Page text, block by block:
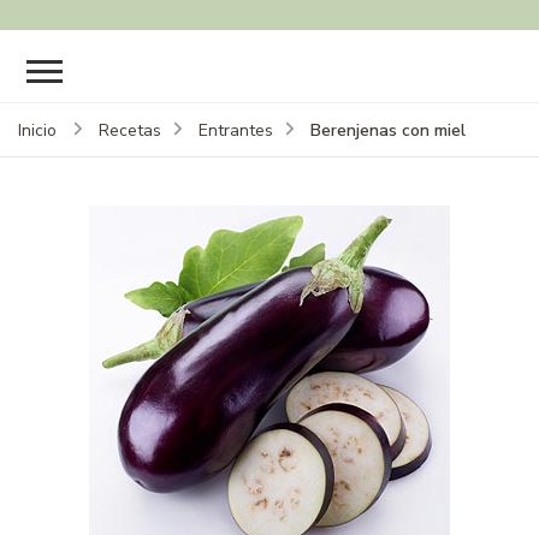
Inicio Recetas Entrantes Berenjenas con miel